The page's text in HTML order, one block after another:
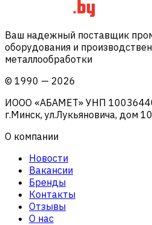
Ваш надежный поставщик
оборудования и
металлообработки
© 1990 — 2026
ИООО «АБАМЕТ» УНП
г.Минск, ул.Лукьяновича, дом
О компании
Новости
Вакансии
Бренды
Контакты
Отзывы
О нас